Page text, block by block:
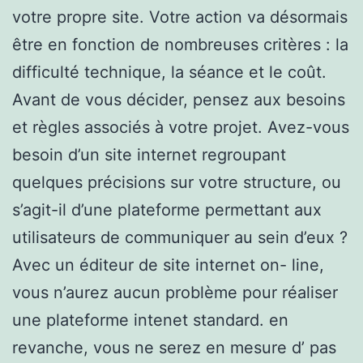
votre propre site. Votre action va désormais
être en fonction de nombreuses critères : la
difficulté technique, la séance et le coût.
Avant de vous décider, pensez aux besoins
et règles associés à votre projet. Avez-vous
besoin d’un site internet regroupant
quelques précisions sur votre structure, ou
s’agit-il d’une plateforme permettant aux
utilisateurs de communiquer au sein d’eux ?
Avec un éditeur de site internet on- line,
vous n’aurez aucun problème pour réaliser
une plateforme intenet standard. en
revanche, vous ne serez en mesure d’ pas